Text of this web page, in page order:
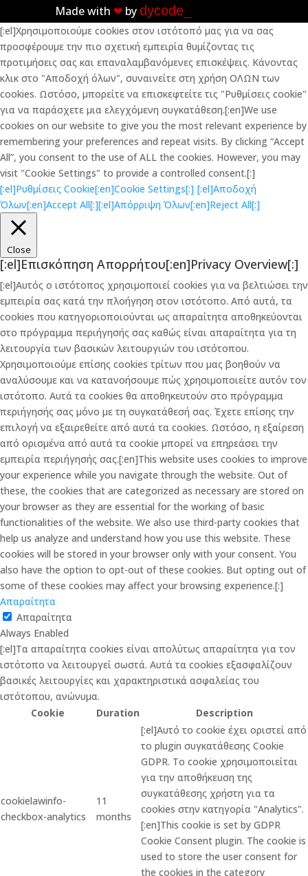
Made with ❤︎ bydycode_
[:el]Χρησιμοποιούμε cookies στον ιστότοπό μας για να σας
προσφέρουμε την πιο σχετική εμπειρία θυμίζοντας τις
προτιμήσεις σας και επαναλαμβανόμενες επισκέψεις. Κάνοντας
κλικ στο "Αποδοχή όλων", συναινείτε στη χρήση ΟΛΩΝ των
cookies. Ωστόσο, μπορείτε να επισκεφτείτε τις "Ρυθμίσεις cookie"
για να παράσχετε μια ελεγχόμενη συγκατάθεση.[:en]We use
cookies on our website to give you the most relevant experience by
remembering your preferences and repeat visits. By clicking “Accept
All”, you consent to the use of ALL the cookies. However, you may
visit "Cookie Settings" to provide a controlled consent.[:]
[:el]Ρυθμίσεις Cookie[:en]Cookie Settings[:] [:el]Αποδοχή
Όλων[:en]Accept All[:][:el]Απόρριψη Όλων[:en]Reject All[:]
Close
[:el]Επισκόπηση Απορρήτου[:en]Privacy Overview[:]
[:el]Αυτός ο ιστότοπος χρησιμοποιεί cookies για να βελτιώσει την
εμπειρία σας κατά την πλοήγηση στον ιστότοπο. Από αυτά, τα
cookies που κατηγοριοποιούνται ως απαραίτητα αποθηκεύονται
στο πρόγραμμα περιήγησής σας καθώς είναι απαραίτητα για τη
λειτουργία των βασικών λειτουργιών του ιστότοπου.
Χρησιμοποιούμε επίσης cookies τρίτων που μας βοηθούν να
αναλύσουμε και να κατανοήσουμε πώς χρησιμοποιείτε αυτόν τον
ιστότοπο. Αυτά τα cookies θα αποθηκευτούν στο πρόγραμμα
περιήγησής σας μόνο με τη συγκατάθεσή σας. Έχετε επίσης την
επιλογή να εξαιρεθείτε από αυτά τα cookies. Ωστόσο, η εξαίρεση
από ορισμένα από αυτά τα cookie μπορεί να επηρεάσει την
εμπειρία περιήγησής σας.[:en]This website uses cookies to improve
your experience while you navigate through the website. Out of
these, the cookies that are categorized as necessary are stored on
your browser as they are essential for the working of basic
functionalities of the website. We also use third-party cookies that
help us analyze and understand how you use this website. These
cookies will be stored in your browser only with your consent. You
also have the option to opt-out of these cookies. But opting out of
some of these cookies may affect your browsing experience.[:]
Απαραίτητα
Απαραίτητα
Always Enabled
[:el]Τα απαραίτητα cookies είναι απολύτως απαραίτητα για τον
ιστότοπο να λειτουργεί σωστά. Αυτά τα cookies εξασφαλίζουν
βασικές λειτουργίες και χαρακτηριστικά ασφαλείας του
ιστότοπου, ανώνυμα.
Cookie
Duration Description
cookielawinfo-
checkbox-analytics
11
months
[:el]Αυτό το cookie έχει οριστεί από
το plugin συγκατάθεσης Cookie
GDPR. Το cookie χρησιμοποιείται
για την αποθήκευση της
συγκατάθεσης χρήστη για τα
cookies στην κατηγορία "Analytics".
[:en]This cookie is set by GDPR
Cookie Consent plugin. The cookie is
used to store the user consent for
the cookies in the category